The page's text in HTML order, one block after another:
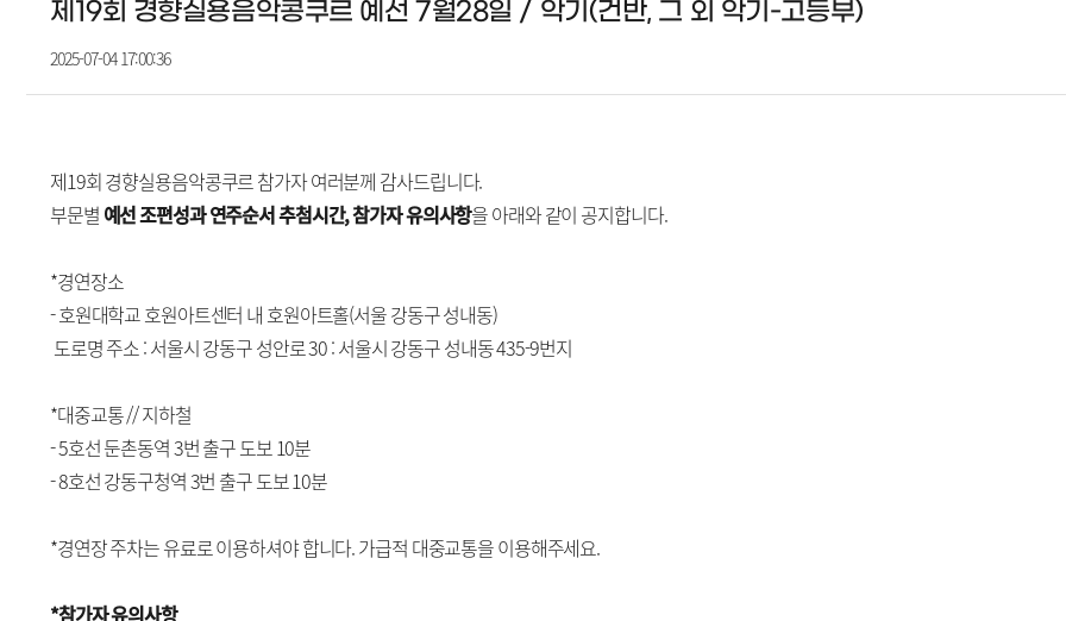
제19회 경향실용음악콩쿠르 예선 7월28일 / 악기(건반, 그 외 악기-고등부)
2025-07-04 17:00:36
제19회 경향실용음악콩쿠르 참가자 여러분께 감사드립니다.
부문별 예선 조편성과 연주순서 추첨시간, 참가자 유의사항을 아래와 같이 공지합니다.
*경연장소
- 호원대학교 호원아트센터 내 호원아트홀(서울 강동구 성내동)
도로명 주소 : 서울시 강동구 성안로 30 : 서울시 강동구 성내동 435-9번지
*대중교통 // 지하철
- 5호선 둔촌동역 3번 출구 도보 10분
- 8호선 강동구청역 3번 출구 도보 10분
*경연장 주차는 유료로 이용하셔야 합니다. 가급적 대중교통을 이용해주세요.
*참가자 유의사항